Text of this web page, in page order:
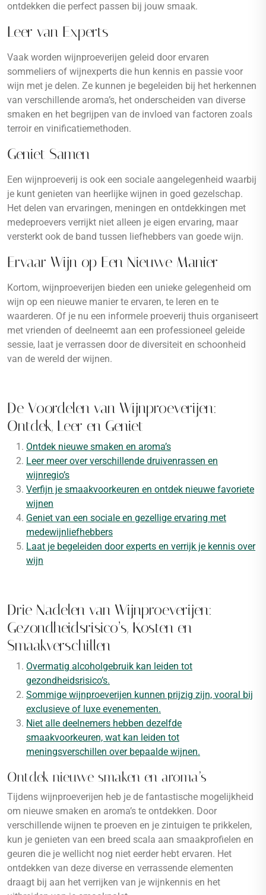
ontdekken die perfect passen bij jouw smaak.
Leer van Experts
Vaak worden wijnproeverijen geleid door ervaren
sommeliers of wijnexperts die hun kennis en passie voor
wijn met je delen. Ze kunnen je begeleiden bij het herkennen
van verschillende aroma’s, het onderscheiden van diverse
smaken en het begrijpen van de invloed van factoren zoals
terroir en vinificatiemethoden.
Geniet Samen
Een wijnproeverij is ook een sociale aangelegenheid waarbij
je kunt genieten van heerlijke wijnen in goed gezelschap.
Het delen van ervaringen, meningen en ontdekkingen met
medeproevers verrijkt niet alleen je eigen ervaring, maar
versterkt ook de band tussen liefhebbers van goede wijn.
Ervaar Wijn op Een Nieuwe Manier
Kortom, wijnproeverijen bieden een unieke gelegenheid om
wijn op een nieuwe manier te ervaren, te leren en te
waarderen. Of je nu een informele proeverij thuis organiseert
met vrienden of deelneemt aan een professioneel geleide
sessie, laat je verrassen door de diversiteit en schoonheid
van de wereld der wijnen.
De Voordelen van Wijnproeverijen:
Ontdek, Leer en Geniet
Ontdek nieuwe smaken en aroma’s
Leer meer over verschillende druivenrassen en
wijnregio’s
Verfijn je smaakvoorkeuren en ontdek nieuwe favoriete
wijnen
Geniet van een sociale en gezellige ervaring met
medewijnliefhebbers
Laat je begeleiden door experts en verrijk je kennis over
wijn
Drie Nadelen van Wijnproeverijen:
Gezondheidsrisico’s, Kosten en
Smaakverschillen
Overmatig alcoholgebruik kan leiden tot
gezondheidsrisico’s.
Sommige wijnproeverijen kunnen prijzig zijn, vooral bij
exclusieve of luxe evenementen.
Niet alle deelnemers hebben dezelfde
smaakvoorkeuren, wat kan leiden tot
meningsverschillen over bepaalde wijnen.
Ontdek nieuwe smaken en aroma’s
Tijdens wijnproeverijen heb je de fantastische mogelijkheid
om nieuwe smaken en aroma’s te ontdekken. Door
verschillende wijnen te proeven en je zintuigen te prikkelen,
kun je genieten van een breed scala aan smaakprofielen en
geuren die je wellicht nog niet eerder hebt ervaren. Het
ontdekken van deze diverse en verrassende elementen
draagt bij aan het verrijken van je wijnkennis en het